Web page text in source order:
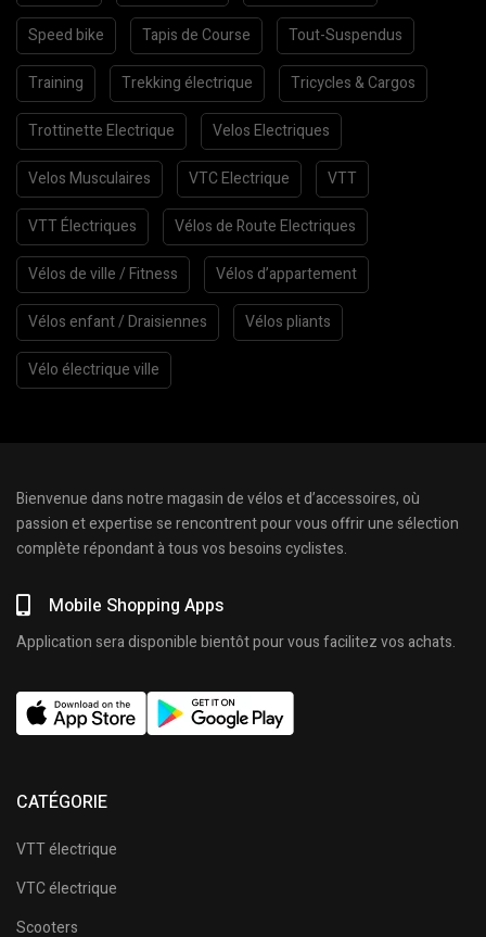
Speed bike Tapis de Course Tout-Suspendus
Training Trekking électrique Tricycles & Cargos
Trottinette Electrique Velos Electriques
Velos Musculaires VTC Electrique VTT
VTT Électriques Vélos de Route Electriques
Vélos de ville / Fitness Vélos d’appartement
Vélos enfant / Draisiennes Vélos pliants
Vélo électrique ville
Bienvenue dans notre magasin de vélos et d’accessoires, où
passion et expertise se rencontrent pour vous offrir une sélection
complète répondant à tous vos besoins cyclistes.
Mobile Shopping Apps
Application sera disponible bientôt pour vous facilitez vos achats.
CATÉGORIE
VTT électrique
VTC électrique
Scooters